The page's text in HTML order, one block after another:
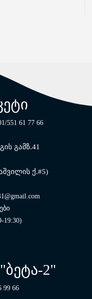
551 61 77 66
გამზ.41
ქ.#5)
2"
99 66